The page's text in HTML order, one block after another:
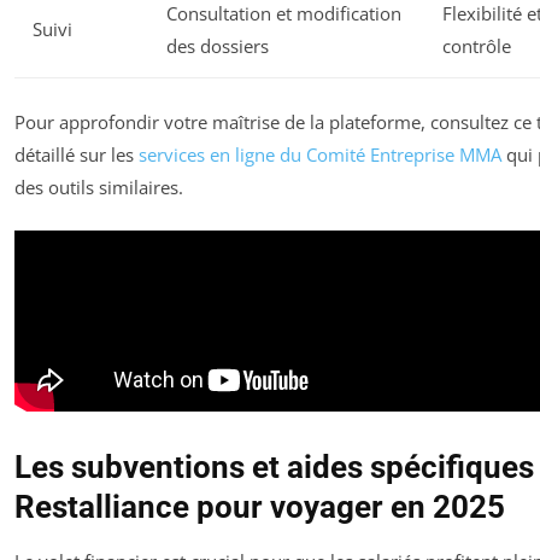
Suivi
Consultation et modification
des dossiers
Flexibilité
contrôle
Pour approfondir votre maîtrise de la plateforme, consultez ce
détaillé sur les services en ligne du Comité Entreprise MMA qui
des outils similaires.
Les subventions et aides spécifiques
Restalliance pour voyager en 2025